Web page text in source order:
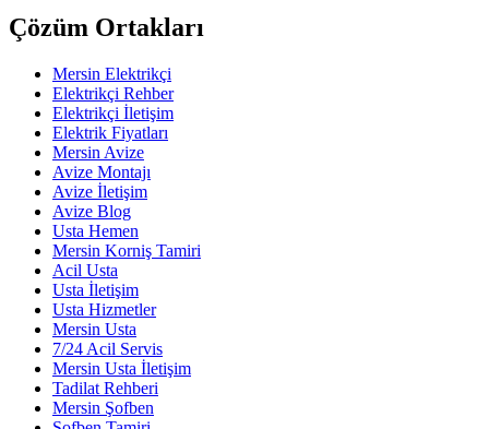
Çözüm Ortakları
Mersin Elektrikçi
Elektrikçi Rehber
Elektrikçi İletişim
Elektrik Fiyatları
Mersin Avize
Avize Montajı
Avize İletişim
Avize Blog
Usta Hemen
Mersin Korniş Tamiri
Acil Usta
Usta İletişim
Usta Hizmetler
Mersin Usta
7/24 Acil Servis
Mersin Usta İletişim
Tadilat Rehberi
Mersin Şofben